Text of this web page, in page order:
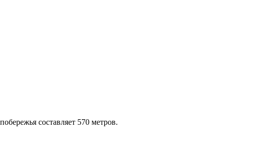
составляет 570 метров.